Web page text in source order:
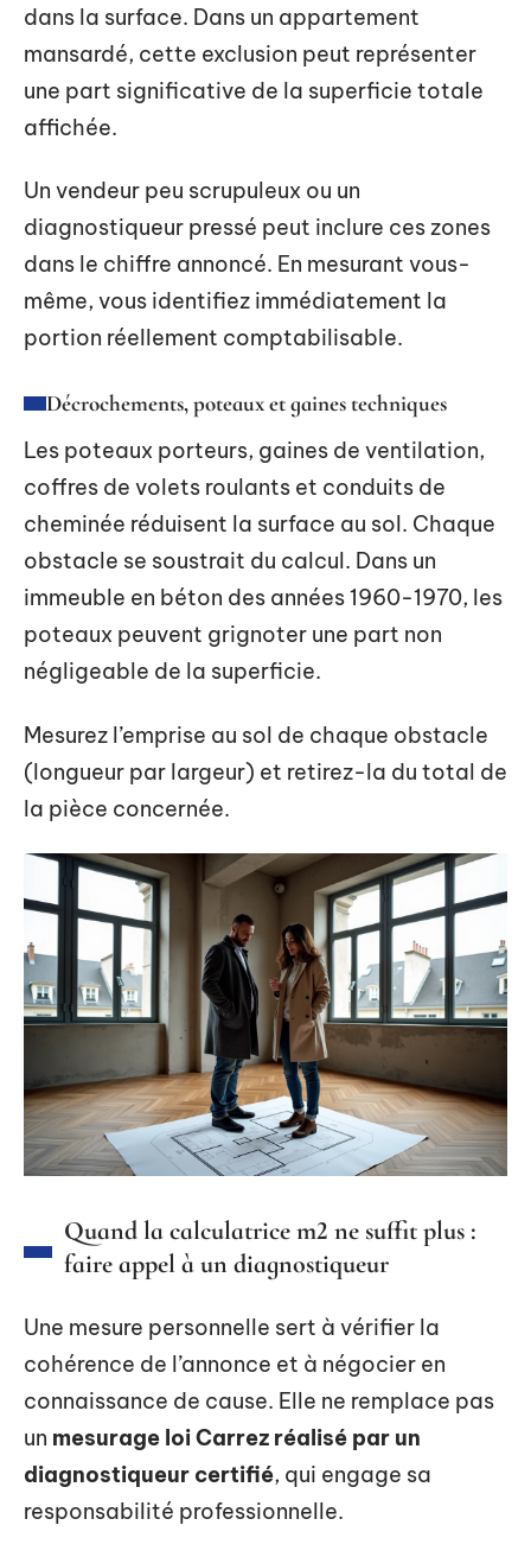
dans la surface. Dans un appartement
mansardé, cette exclusion peut représenter
une part significative de la superficie totale
affichée.
Un vendeur peu scrupuleux ou un
diagnostiqueur pressé peut inclure ces zones
dans le chiffre annoncé. En mesurant vous-
même, vous identifiez immédiatement la
portion réellement comptabilisable.
Décrochements, poteaux et gaines techniques
Les poteaux porteurs, gaines de ventilation,
coffres de volets roulants et conduits de
cheminée réduisent la surface au sol. Chaque
obstacle se soustrait du calcul. Dans un
immeuble en béton des années 1960-1970, les
poteaux peuvent grignoter une part non
négligeable de la superficie.
Mesurez l’emprise au sol de chaque obstacle
(longueur par largeur) et retirez-la du total de
la pièce concernée.
Quand la calculatrice m2 ne suffit plus :
faire appel à un diagnostiqueur
Une mesure personnelle sert à vérifier la
cohérence de l’annonce et à négocier en
connaissance de cause. Elle ne remplace pas
un mesurage loi Carrez réalisé par un
diagnostiqueur certifié, qui engage sa
responsabilité professionnelle.